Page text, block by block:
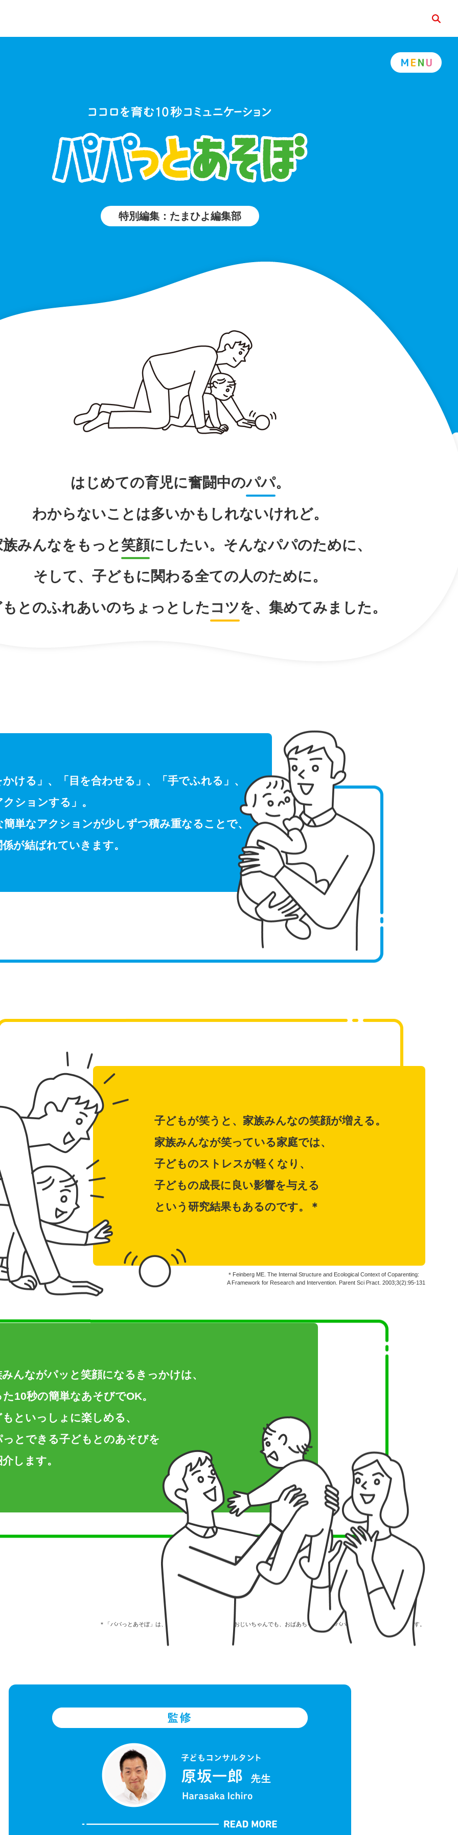
特別編集：たまひよ編集部
はじめての育児に奮闘中のパパ。
わからないことは多いかもしれないけれど。
族みんなをもっと笑顔にしたい。 そんなパパのために、
そして、子どもに関わる全ての人のために。
とのふれあいのちょっとした コツを、 集めてみました。
ける」、「目を合わせる」、
「手でふれる」、
ションする」。
簡単なアクションが少しずつ積み重なることで、
が結ばれていきます。
子どもが笑うと、家族みんなの笑顔が増える。
家族みんなが笑っている家庭では、
子どものストレスが軽くなり、
子どもの成長に良い影響を与える
という研究結果もあるのです。＊
＊Feinberg ME. The Internal Structure and Ecological Context of Coparenting:
A Framework for Research and Intervention. Parent Sci Pract. 2003;3(2):95-131
んながパッと笑顔になるきっかけは、
10秒の簡単なあそびでOK。
といっしょに楽しめる、
っとできる子どもとのあそびを
します。
＊「パパっとあそぼ」は、パパに限らず、ママでも、おじいちゃんでも、 おばあちゃんでも、パパっとできる簡単なあそびです。